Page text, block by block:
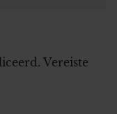
Vereiste